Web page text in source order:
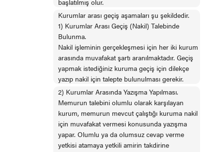
başlatılmış olur.
Kurumlar arası geçiş aşamaları şu şekildedir.
1) Kurumlar Arası Geçiş (Nakil) Talebinde
Bulunma.
Nakil işleminin gerçekleşmesi için her iki kurum
arasında muvafakat şartı aranılmaktadır. Geçiş
yapmak istediğiniz kuruma geçiş için dilekçe
yazıp nakil için talepte bulunulması gerekir.
2) Kurumlar Arasında Yazışma Yapılması.
Memurun talebini olumlu olarak karşılayan
kurum, memurun mevcut çalıştığı kuruma nakil
için muvafakat vermesi konusunda yazışma
yapar. Olumlu ya da olumsuz cevap verme
yetkisi atamaya yetkili amirin takdirine